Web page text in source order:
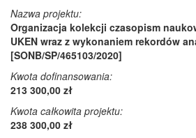
Nazwa projektu:
Organizacja kolekcji czasopism
UKEN wraz z wykonaniem rekordów
[SONB/SP/465103/2020]
Kwota dofinansowania:
213 300,00 zł
Kwota całkowita projektu:
238 300,00 zł